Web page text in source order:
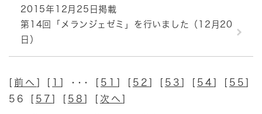
2015年12月25日掲載
第14回「メランジェゼミ」を行いました（12月20
日）
前へ 1 ] ･･･ [ 51 52 53 54 55
56 [ 57 58 次へ